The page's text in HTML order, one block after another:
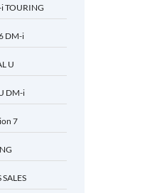
TOURING
DM-i
U
DM-i
7